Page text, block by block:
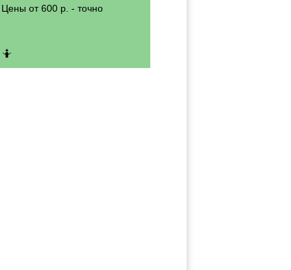
от 600 р. - точно